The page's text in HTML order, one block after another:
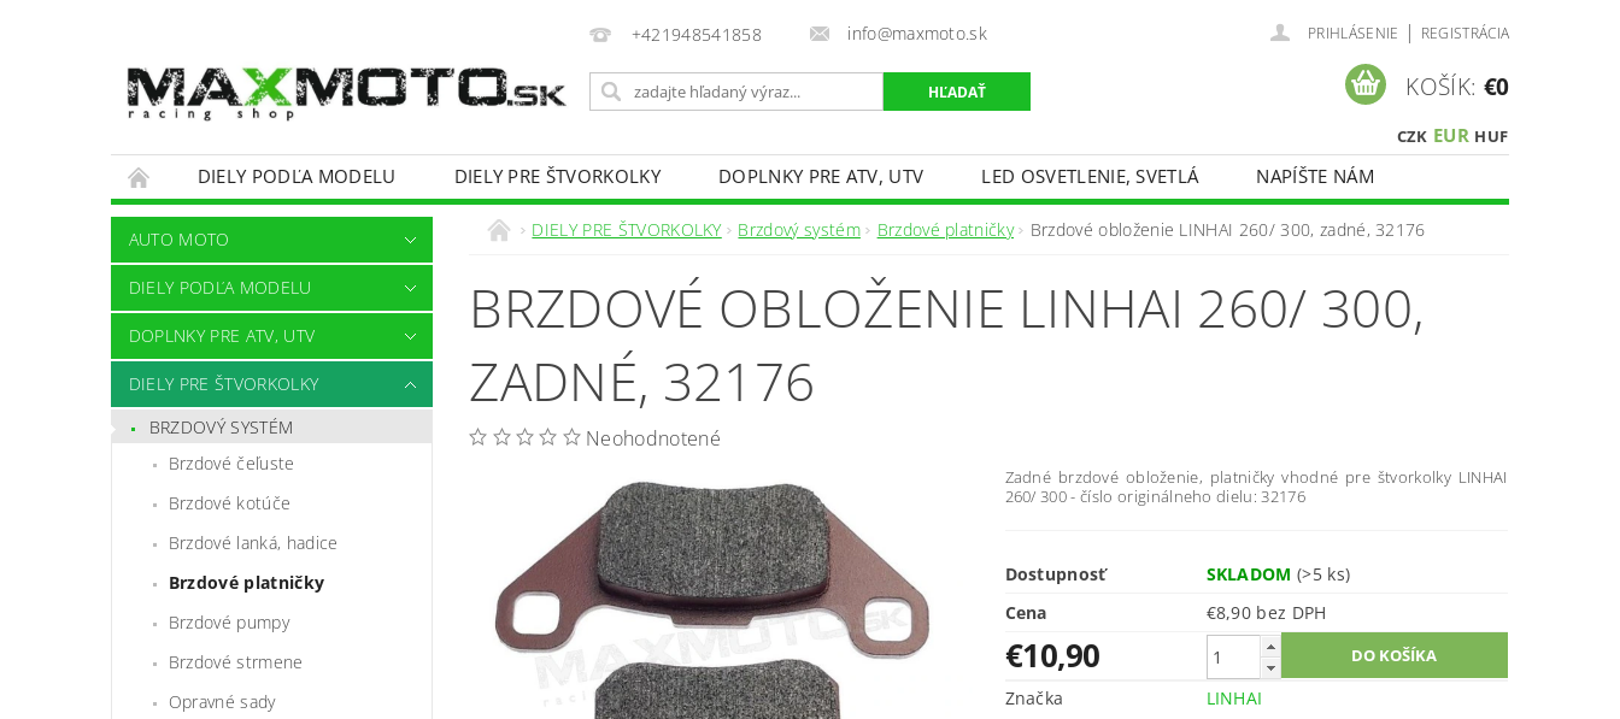
+421948541858 info@maxmoto.sk PRIHLÁSENIE | REGISTRÁCIA
CZK EUR HUF
KOŠÍK: €0
DIELY PODĽA MODELU DIELY PRE ŠTVORKOLKY DOPLNKY PRE ATV, UTV LED OSVETLENIE, SVETLÁ
NAPÍŠTE NÁM
OBCHODNÉ PODMIENKY
KONTAKTY
AUTO MOTO
DIELY PODĽA MODELU
DOPLNKY PRE ATV, UTV
DIELY PRE ŠTVORKOLKY
BRZDOVÝ SYSTÉM
Brzdové čeľuste
Brzdové kotúče
Brzdové lanká, hadice
Brzdové platničky
Brzdové pumpy
Brzdové strmene
Opravné sady
DIELY PRE ŠTVORKOLKY Brzdový systém Brzdové platničky Brzdové obloženie LINHAI 260/ 300, zadné, 32176
BRZDOVÉ OBLOŽENIE LINHAI 260/ 300,
ZADNÉ, 32176
Neohodnotené
Zadné brzdové obloženie, platničky vhodné pre štvorkolky LINHAI
260/ 300 - číslo originálneho dielu: 32176
Dostupnosť SKLADOM(>5 ks)
Cena
€8,90 bez DPH
€10,90
Značka
LINHAI